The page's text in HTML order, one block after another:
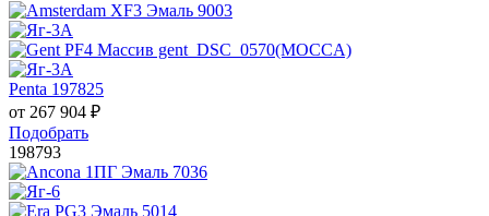
Penta 197825
от 267 904 ₽
Подобрать
198793